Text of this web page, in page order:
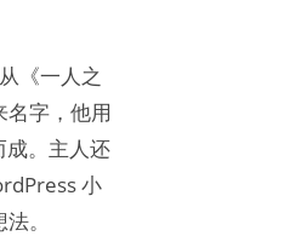
《一人之
字，他用
成。主人还
小
。